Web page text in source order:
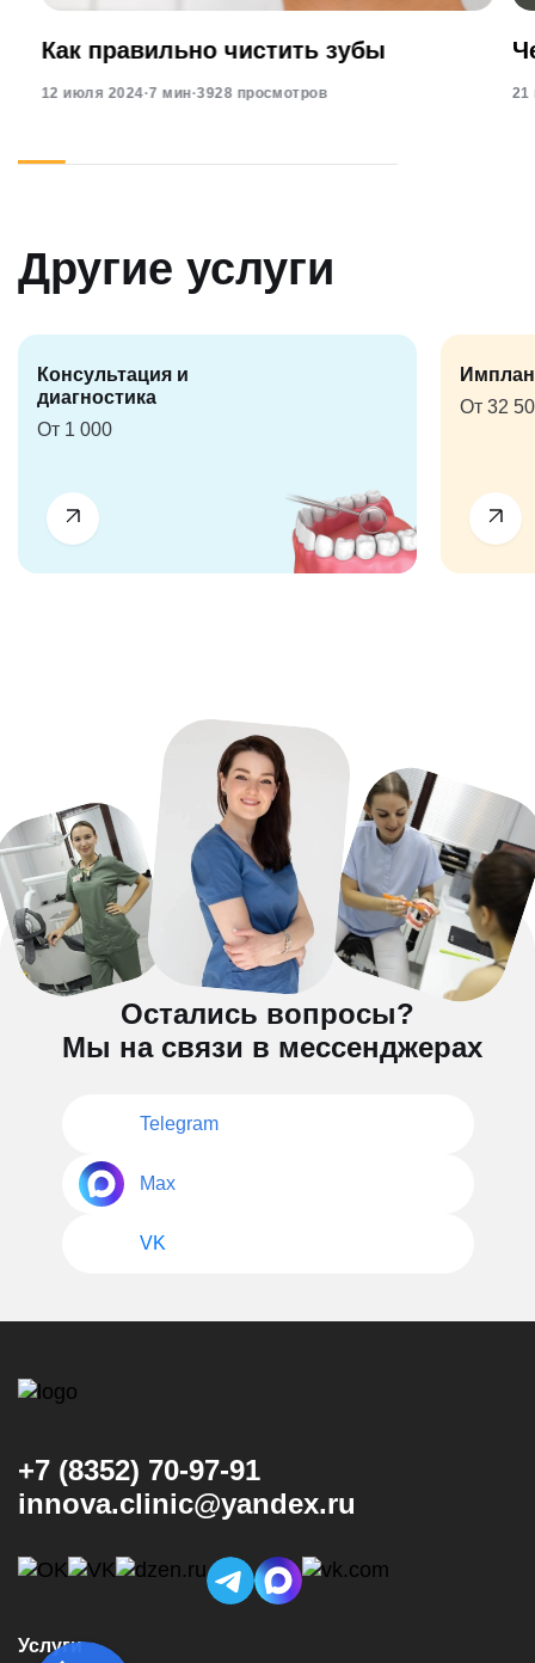
Как правильно чистить зубы
12 июля 2024·7 мин·3928 просмотров 21
Другие услуги
Консультация и
диагностика
От 1 000
От 32
Остались вопросы?
Мы на связи в мессенджерах
Telegram
Max
VK
+7 (8352) 70-97-91
innova.clinic@yandex.ru
Услуги